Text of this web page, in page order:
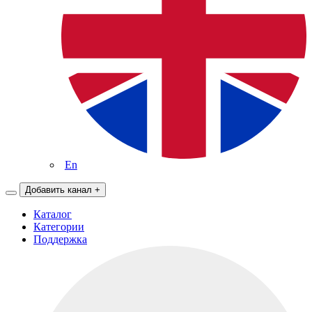
En
Добавить канал +
Каталог
Категории
Поддержка